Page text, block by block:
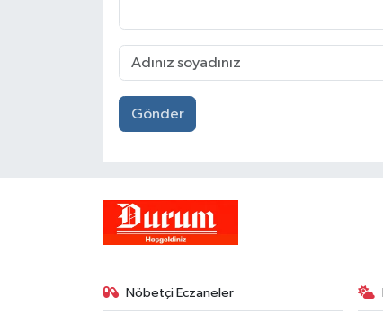
Gönder
Nöbetçi Eczaneler